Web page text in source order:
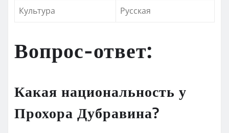
Культура
Русская
Вопрос-ответ:
Какая национальность у
Прохора Дубравина?